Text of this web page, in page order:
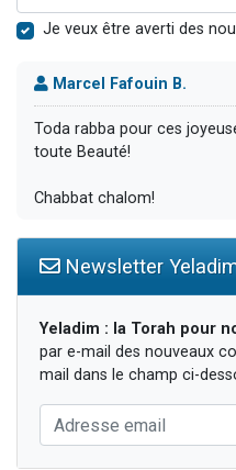
Je veux être averti des
Marcel Fafouin B.
Toda rabba pour ces
toute Beauté!
Chabbat chalom!
Newsletter
Yeladim : la Torah pour
par e-mail des nouveaux
mail dans le champ ci-